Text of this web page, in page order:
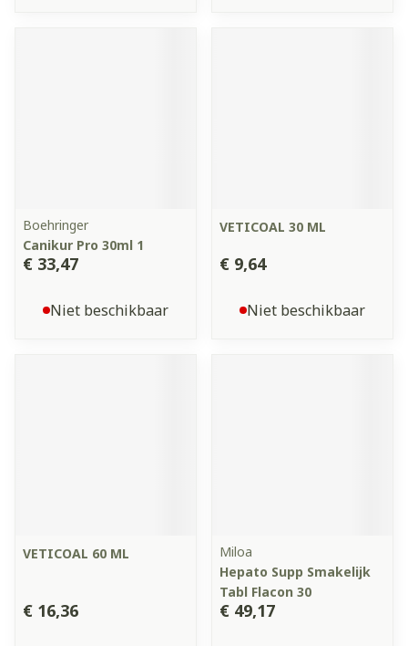
Boehringer
Canikur Pro 30ml 1
€ 33,47
Niet beschikbaar
VETICOAL 30 ML
€ 9,64
Niet beschikbaar
VETICOAL 60 ML
€ 16,36
Miloa
Hepato Supp Smakelijk
Tabl Flacon 30
€ 49,17